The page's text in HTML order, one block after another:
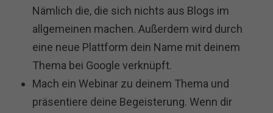
Nämlich die, die sich nichts aus Blogs im
allgemeinen machen. Außerdem wird durch
eine neue Plattform dein Name mit deinem
Thema bei Google verknüpft.
Mach ein Webinar zu deinem Thema und
präsentiere deine Begeisterung. Wenn dir